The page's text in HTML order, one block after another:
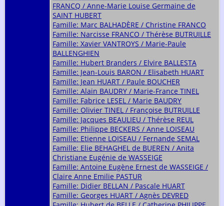
FRANCQ / Anne-Marie Louise Germaine de
SAINT HUBERT
Famille: Marc BALHADÈRE / Christine FRANCO
Famille: Narcisse FRANCO / Thérèse BUTRUILLE
Famille: Xavier VANTROYS / Marie-Paule
BALLENGHIEN
Famille: Hubert Branders / Elvire BALLESTA
Famille: Jean-Louis BARON / Elisabeth HUART
Famille: Jean HUART / Paule BOUCHER
Famille: Alain BAUDRY / Marie-France TINEL
Famille: Fabrice LESEL / Marie BAUDRY
Famille: Olivier TINEL / Françoise BUTRUILLE
Famille: Jacques BEAULIEU / Thérèse REUL
Famille: Philippe BECKERS / Anne LOISEAU
Famille: Etienne LOISEAU / Fernande SEMAL
Famille: Elie BEHAGHEL de BUEREN / Anita
Christiane Eugénie de WASSEIGE
Famille: Antoine Eugène Ernest de WASSEIGE /
Claire Anne Emilie PASTUR
Famille: Didier BELLAN / Pascale HUART
Famille: Georges HUART / Agnès DEVRED